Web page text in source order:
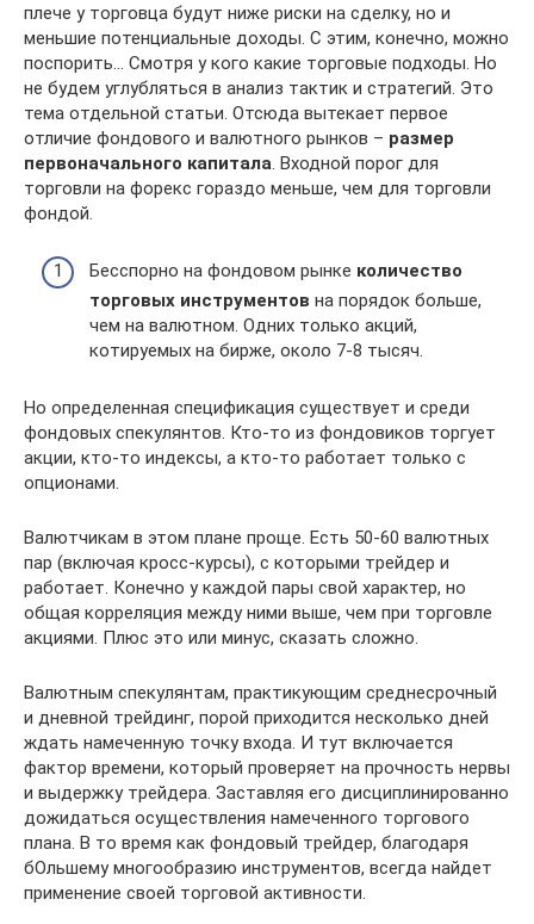
плече у торговца будут ниже риски на сделку, но и
меньшие потенциальные доходы. С этим, конечно, можно
поспорить… Смотря у кого какие торговые подходы. Но
не будем углубляться в анализ тактик и стратегий. Это
тема отдельной статьи. Отсюда вытекает первое
отличие фондового и валютного рынков – размер
первоначального капитала . Входной порог для
торговли на форекс гораздо меньше, чем для торговли
фондой.
Бесспорно на фондовом рынке количество
торговых инструментов на порядок больше,
чем на валютном. Одних только акций,
котируемых на бирже, около 7-8 тысяч.
Но определенная спецификация существует и среди
фондовых спекулянтов. Кто-то из фондовиков торгует
акции, кто-то индексы, а кто-то работает только с
опционами.
Валютчикам в этом плане проще. Есть 50-60 валютных
пар (включая кросс-курсы), с которыми трейдер и
работает. Конечно у каждой пары свой характер, но
общая корреляция между ними выше, чем при торговле
акциями. Плюс это или минус, сказать сложно.
Валютным спекулянтам, практикующим среднесрочный
и дневной трейдинг, порой приходится несколько дней
ждать намеченную точку входа. И тут включается
фактор времени, который проверяет на прочность нервы
и выдержку трейдера. Заставляя его дисциплинированно
дожидаться осуществления намеченного торгового
плана. В то время как фондовый трейдер, благодаря
бОльшему многообразию инструментов, всегда найдет
применение своей торговой активности.